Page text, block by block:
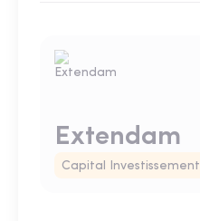
Extendam
Capital Investissement